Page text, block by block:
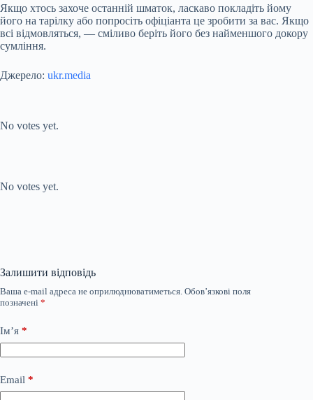
Якщо хтось захоче останній шматок, ласкаво покладіть йому
його на тарілку або попросіть офіціанта це зробити за вас. Якщо
всі відмовляться, — сміливо беріть його без найменшого докору
сумління.
Джерело: ukr.media
No votes yet.
No votes yet.
Залишити відповідь
Ваша e-mail адреса не оприлюднюватиметься. Обов’язкові поля
позначені *
Ім’я *
Email *